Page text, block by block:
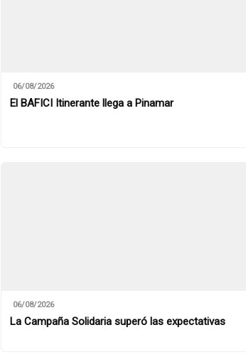
06/08/2026
El BAFICI Itinerante llega a Pinamar
06/08/2026
La Campaña Solidaria superó las expectativas